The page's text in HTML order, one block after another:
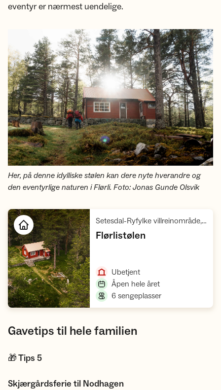
eventyr er nærmest uendelige.
Her, på denne idylliske stølen kan dere nyte hverandre og
den eventyrlige naturen i Flørli. Foto: Jonas Gunde Olsvik
Setesdal-Ryfylke villreinområde, Ryfylke
Flørlistølen,
Ubetjent,
Åpen hele året,
6 sengeplasser,
Gavetips til hele familien
🎁 Tips 5
Skjærgårdsferie til Nodhagen